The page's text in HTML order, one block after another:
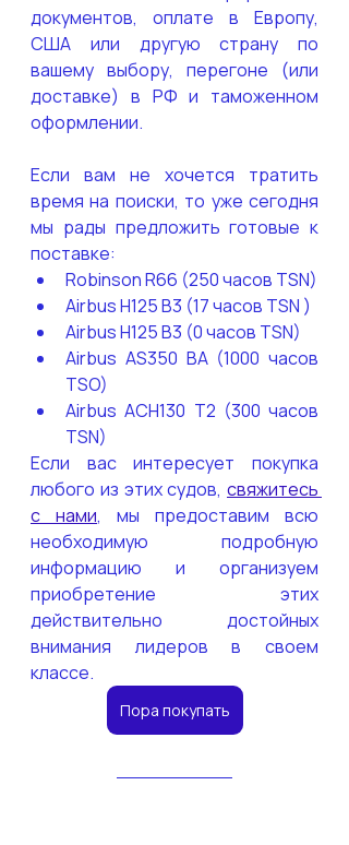
документов, оплате в Европу,
США или другую страну по
вашему выбору, перегоне (или
доставке) в РФ и таможенном
оформлении.
Если вам не хочется тратить
время на поиски, то уже сегодня
мы рады предложить готовые к
поставке:
Robinson R66 (250 часов TSN)
Airbus H125 B3 (17 часов TSN )
Airbus H125 B3 (0 часов TSN)
Airbus AS350 BA (1000 часов
TSO)
Airbus ACH130 T2 (300 часов
TSN)
Если вас интересует покупка
любого из этих судов, свяжитесь
с нами, мы предоставим всю
необходимую подробную
информацию и организуем
приобретение этих
действительно достойных
внимания лидеров в своем
классе.
Пора покупать